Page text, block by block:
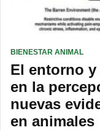
BIENESTAR ANIMAL
El entorno
en la
nuevas
en animales